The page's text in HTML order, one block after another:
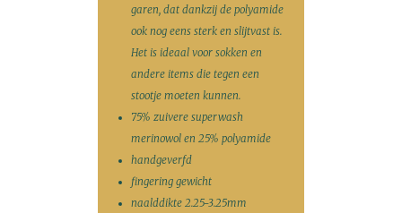
garen, dat dankzij de polyamide
ook nog eens sterk en slijtvast is.
Het is ideaal voor sokken en
andere items die tegen een
stootje moeten kunnen.
75% zuivere superwash
merinowol en 25% polyamide
handgeverfd
fingering gewicht
naalddikte 2.25-3.25mm